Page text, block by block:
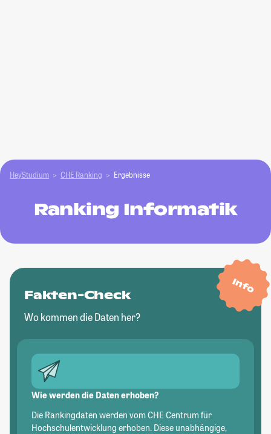
HeyStudium CHE Ranking Ergebnisse
Ranking Informatik
Info
Fakten-Check
Wo kommen die Daten her?
Wie werden die Daten erhoben?
Die Rankingdaten werden vom CHE Centrum für
Hochschulentwicklung erhoben. Diese unabhängige,